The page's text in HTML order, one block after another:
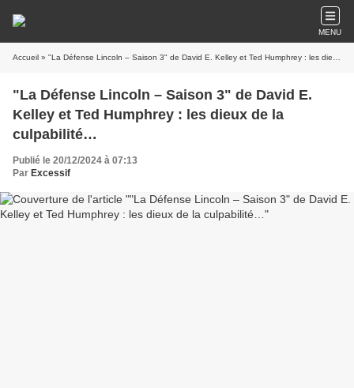
MENU
Accueil » "La Défense Lincoln – Saison 3" de David E. Kelley et Ted Humphrey : les dieux de la culpabilité…
"La Défense Lincoln – Saison 3" de David E.
Kelley et Ted Humphrey : les dieux de la
culpabilité…
Publié le 20/12/2024 à 07:13
Par Excessif